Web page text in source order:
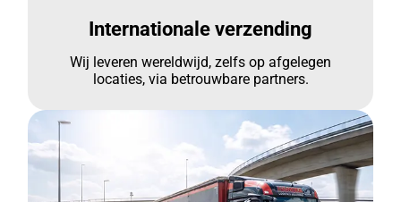
Internationale verzending
Wij leveren wereldwijd, zelfs op afgelegen
locaties, via betrouwbare partners.